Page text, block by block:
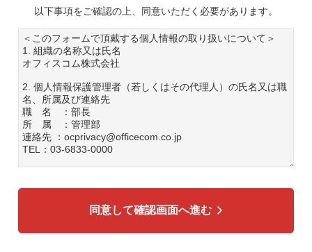
以下事項をご確認の上、同意いただく必要があります。
＜このフォームで頂戴する個人情報の取り扱いについて＞
1. 組織の名称又は氏名
オフィスコム株式会社
2. 個人情報保護管理者（若しくはその代理人）の氏名又は職
名、所属及び連絡先
職 名 ：部長
所 属 ：管理部
連絡先 ：ocprivacy@officecom.co.jp
TEL：03-6833-0000
広告配信の効率化、マーケティング活動などのために、氏
同意して確認画面へ進む